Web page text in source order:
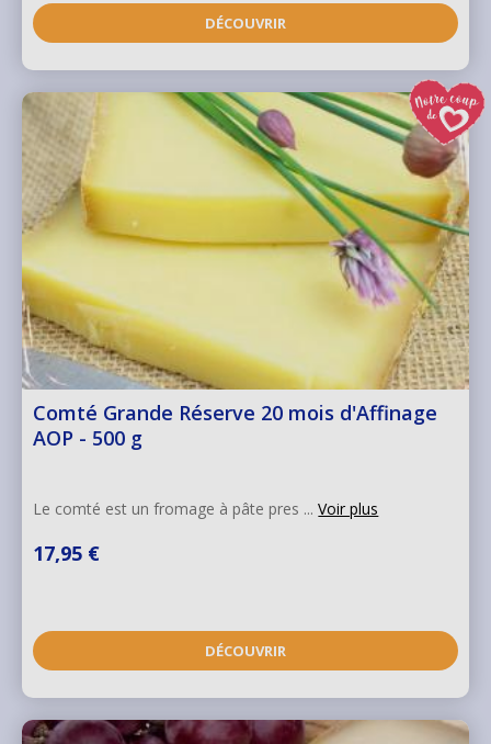
DÉCOUVRIR
Comté Grande Réserve 20 mois d'Affinage
AOP - 500 g
Le comté est un fromage à pâte pres ...Voir plus
17,95 €
DÉCOUVRIR